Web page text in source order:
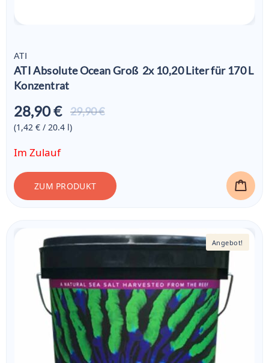
ATI
ATI Absolute Ocean Groß 2x 10,20 Liter für 170 L
Konzentrat
29,90 €
28,90 €
Aktueller
(1,42 € / 20.4 l)
Im Zulauf
ZUM PRODUKT
Angebot!